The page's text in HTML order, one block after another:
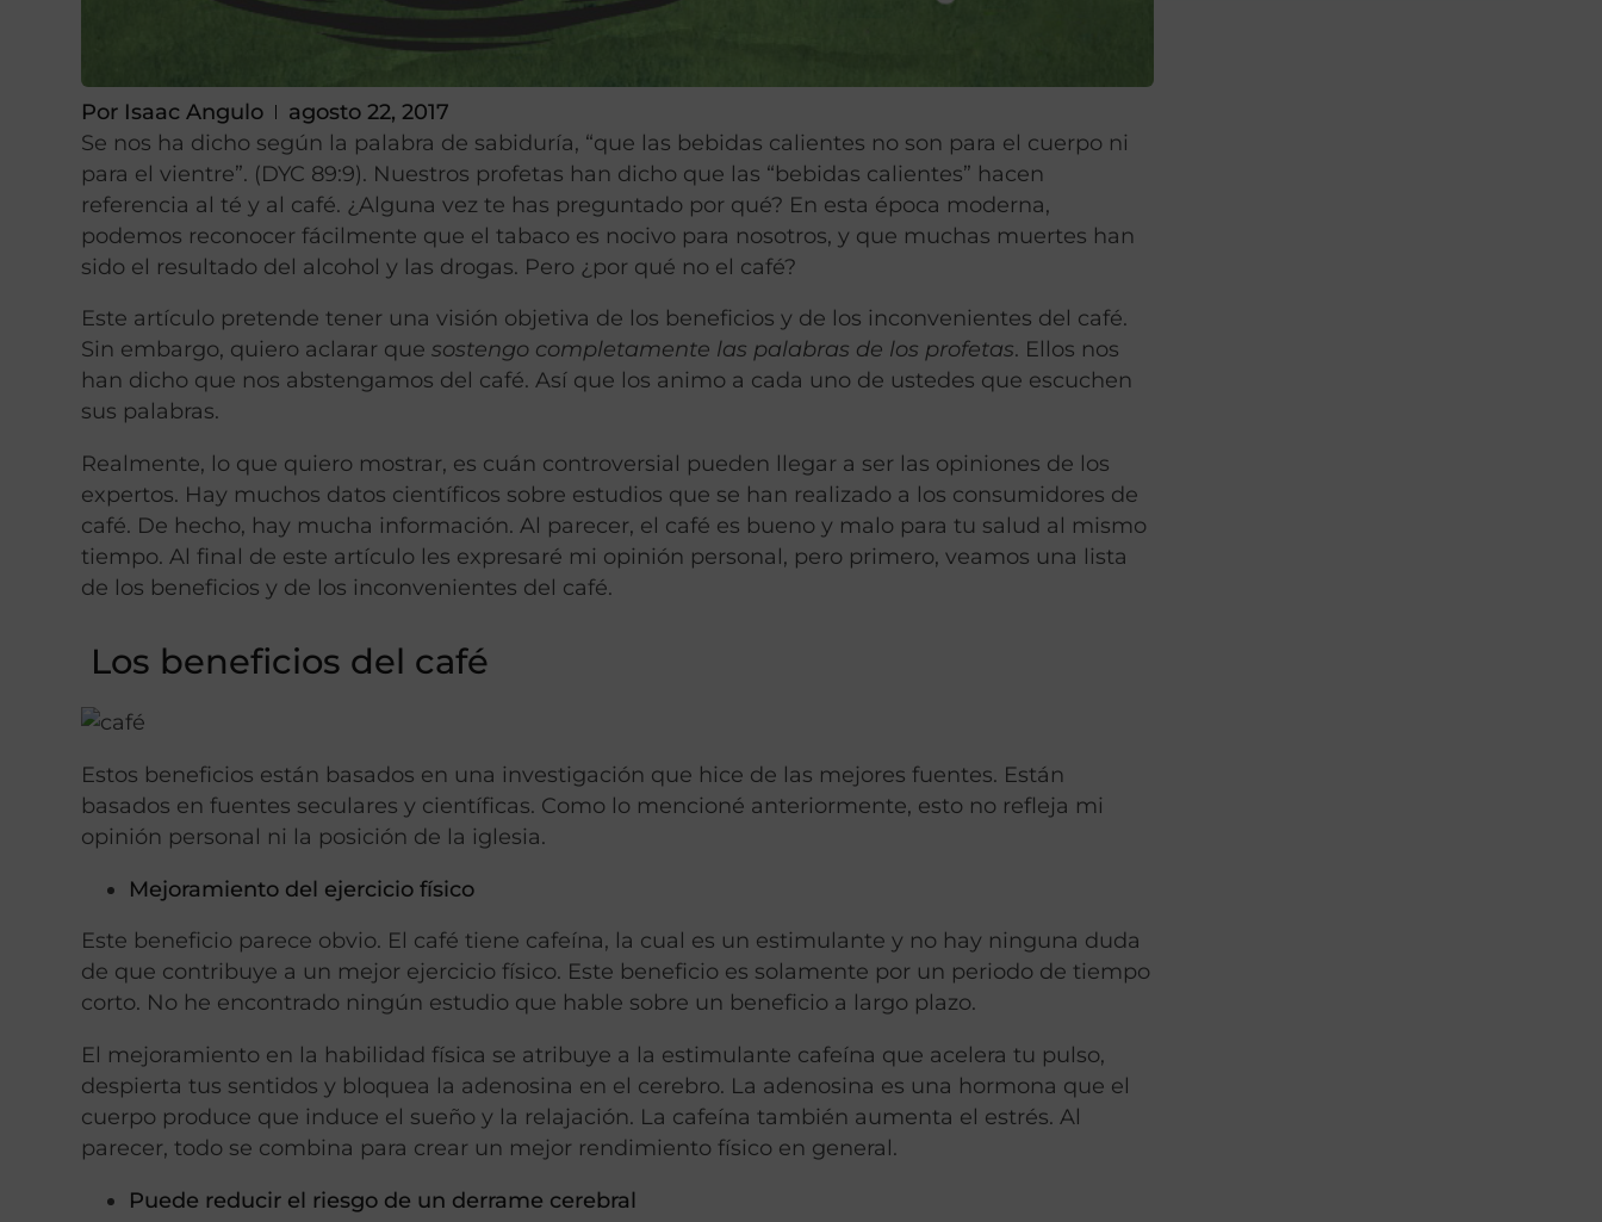
Por Isaac Angulo
agosto 22, 2017
Se nos ha dicho según la palabra de sabiduría, “que las bebidas calientes no son para el cuerpo ni
para el vientre”. (DYC 89:9). Nuestros profetas han dicho que las “bebidas calientes” hacen
referencia al té y al café. ¿Alguna vez te has preguntado por qué? En esta época moderna,
podemos reconocer fácilmente que el tabaco es nocivo para nosotros, y que muchas muertes han
sido el resultado del alcohol y las drogas. Pero ¿por qué no el café?
Este artículo pretende tener una visión objetiva de los beneficios y de los inconvenientes del café.
Sin embargo, quiero aclarar quesostengo completamente las palabras de los profetas. Ellos nos
han dicho que nos abstengamos del café. Así que los animo a cada uno de ustedes que escuchen
sus palabras.
Realmente, lo que quiero mostrar, es cuán controversial pueden llegar a ser las opiniones de los
expertos. Hay muchos datos científicos sobre estudios que se han realizado a los consumidores de
café. De hecho, hay mucha información. Al parecer, el café es bueno y malo para tu salud al mismo
tiempo. Al final de este artículo les expresaré mi opinión personal, pero primero, veamos una lista
de los beneficios y de los inconvenientes del café.
Los beneficios del café
Estos beneficios están basados en una investigación que hice de las mejores fuentes. Están
basados en fuentes seculares y científicas. Como lo mencioné anteriormente, esto no refleja mi
opinión personal ni la posición de la iglesia.
Mejoramiento del ejercicio físico
Este beneficio parece obvio. El café tiene cafeína, la cual es un estimulante y no hay ninguna duda
de que contribuye a un mejor ejercicio físico. Este beneficio es solamente por un periodo de tiempo
corto. No he encontrado ningún estudio que hable sobre un beneficio a largo plazo.
El mejoramiento en la habilidad física se atribuye a la estimulante cafeína que acelera tu pulso,
despierta tus sentidos y bloquea la adenosina en el cerebro. La adenosina es una hormona que el
cuerpo produce que induce el sueño y la relajación. La cafeína también aumenta el estrés. Al
parecer, todo se combina para crear un mejor rendimiento físico en general.
Puede reducir el riesgo de un derrame cerebral